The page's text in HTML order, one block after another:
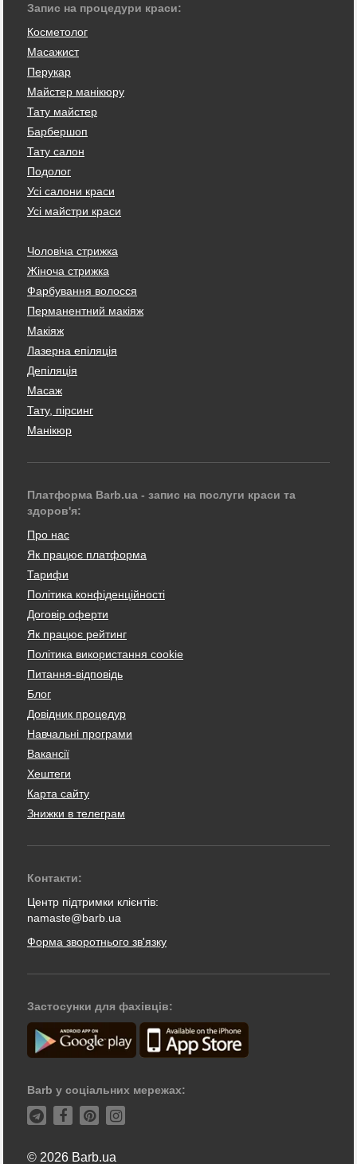
Запис на процедури краси:
Косметолог
Масажист
Перукар
Майстер манікюру
Тату майстер
Барбершоп
Тату салон
Подолог
Усі салони краси
Усі майстри краси
Чоловіча стрижка
Жіноча стрижка
Фарбування волосся
Перманентний макіяж
Макіяж
Лазерна епіляція
Депіляція
Масаж
Тату, пірсинг
Манікюр
Платформа Barb.ua - запис на послуги краси та
здоров'я:
Про нас
Як працює платформа
Тарифи
Політика конфіденційності
Договір оферти
Як працює рейтинг
Політика використання cookie
Питання-відповідь
Блог
Довідник процедур
Навчальні програми
Вакансії
Хештеги
Карта сайту
Знижки в телеграм
Контакти:
Центр підтримки клієнтів:
namaste@barb.ua
Форма зворотнього зв'язку
Застосунки для фахівців:
Barb у соціальних мережах:
© 2026 Barb.ua